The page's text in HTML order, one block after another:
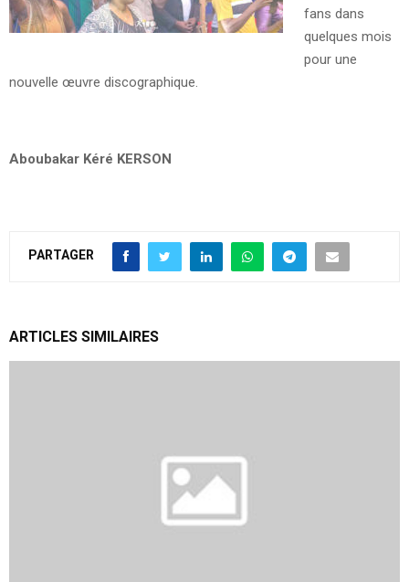
fans dans
quelques mois
pour une
nouvelle œuvre discographique.
Aboubakar Kéré KERSON
PARTAGER
ARTICLES SIMILAIRES